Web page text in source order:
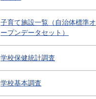
子育て施設一覧（自治体標準オ
ープンデータセット）
学校保健統計調査
学校基本調査